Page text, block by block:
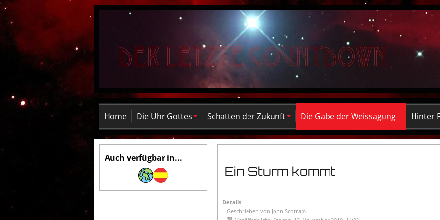
Home Die Uhr Gottes Schatten der Zukunft Die Gabe der Weissagung Hinter
Auch verfügbar in...
Ein Sturm kommt
Details
Geschrieben von John Scotram